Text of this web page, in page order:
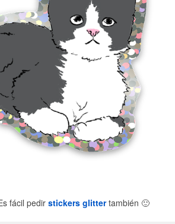
fácil pedir stickers glittertambién 🙂